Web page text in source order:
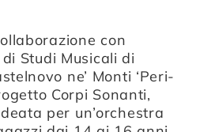
con
Studi Musicali di
ne’ Monti ‘Peri-
Corpi Sonanti,
per un’orchestra